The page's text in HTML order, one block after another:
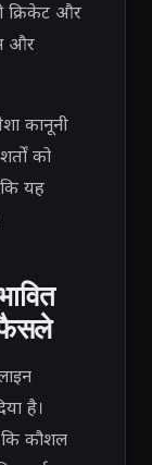
क्रिकेट और
और
कानूनी
को
यह
फैसले
है।
कि कौशल